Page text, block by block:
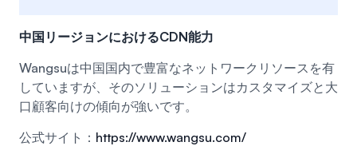
中国リージョンにおけるCDN能力
Wangsuは中国国内で豊富なネットワークリソースを有
していますが、そのソリューションはカスタマイズと大
口顧客向けの傾向が強いです。
公式サイト： https://www.wangsu.com/